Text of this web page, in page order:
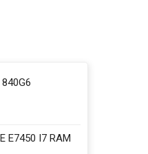
840G6
E7450 I7 RAM